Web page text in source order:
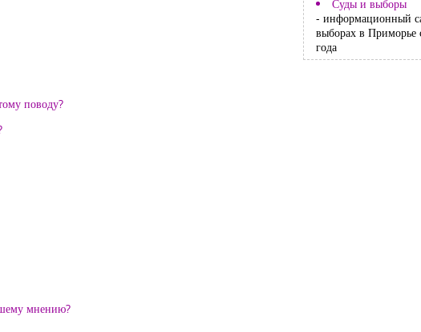
поводу?
мнению?
Суды и выборы
- информационный
выборах в Приморье
года